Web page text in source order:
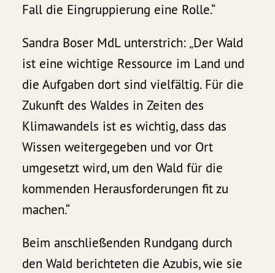
Fall die Eingruppierung eine Rolle.“
Sandra Boser MdL unterstrich: „Der Wald
ist eine wichtige Ressource im Land und
die Aufgaben dort sind vielfältig. Für die
Zukunft des Waldes in Zeiten des
Klimawandels ist es wichtig, dass das
Wissen weitergegeben und vor Ort
umgesetzt wird, um den Wald für die
kommenden Herausforderungen fit zu
machen.“
Beim anschließenden Rundgang durch
den Wald berichteten die Azubis, wie sie